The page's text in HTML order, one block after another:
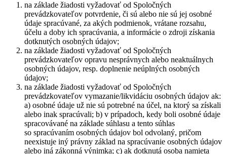
na základe žiadosti vyžadovať od Spoločných
prevádzkovateľov potvrdenie, či sú alebo nie sú jej osobné
údaje spracúvané, za akých podmienok, vrátane rozsahu,
účelu a doby ich spracúvania, a informácie o zdroji získania
dotknutých osobných údajov;
na základe žiadosti vyžadovať od Spoločných
prevádzkovateľov opravu nesprávnych alebo neaktuálnych
osobných údajov, resp. doplnenie neúplných osobných
údajov;
na základe žiadosti vyžadovať od Spoločných
prevádzkovateľov vymazanie/likvidáciu osobných údajov ak:
a) osobné údaje už nie sú potrebné na účel, na ktorý sa získali
alebo inak spracúvali; b) v prípadoch, kedy boli osobné údaje
spracovávané na základe súhlasu a tento súhlas
so spracúvaním osobných údajov bol odvolaný, pričom
neexistuje iný právny základ na spracúvanie osobných údajov
alebo iná zákonná výnimka; c) ak dotknutá osoba namieta